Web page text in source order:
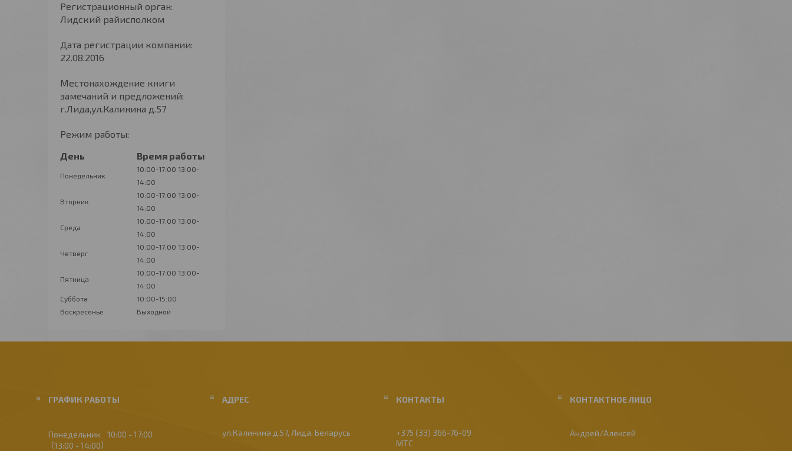
Регистрационный орган:
Лидский райисполком
Дата регистрации компании:
22.08.2016
Местонахождение книги
замечаний и предложений:
г.Лида,ул.Калинина д.57
Режим работы:
День
Время работы
Понедельник
10:00-17:00 13:00-
14:00
Вторник
10:00-17:00 13:00-
14:00
Среда
10:00-17:00 13:00-
14:00
Четверг
10:00-17:00 13:00-
14:00
Пятница
10:00-17:00 13:00-
14:00
Суббота
10:00-15:00
Воскресенье
Выходной
ГРАФИК РАБОТЫ
Понедельник 10:00
17:00
13:00
14:00
ул.Калинина д.57, Лида, Беларусь
+375 (33) 366-76-09
МТС
Андрей/Алексей